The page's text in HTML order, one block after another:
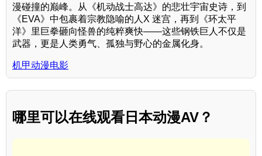
漫碰撞的巅峰。从《机动战士高达》的悲壮宇宙史诗，到
《EVA》中包裹着宗教隐喻的人X 迷宫，再到《环太平
洋》里巨拳砸向怪兽的纯粹爽快——这些钢铁巨人不仅是
武器，更是人类勇气、孤独与野心的金属化身。
机甲动漫电影
哪里可以在线观看日本动漫AV？